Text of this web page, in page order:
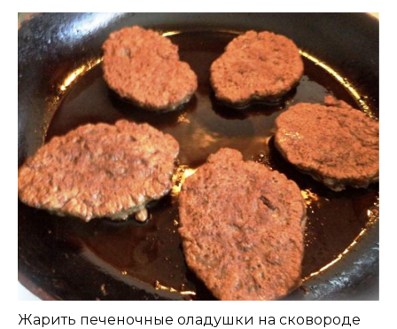
Жарить печеночные оладушки на сковороде